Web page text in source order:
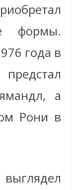
формы.
года в
а
Рони в